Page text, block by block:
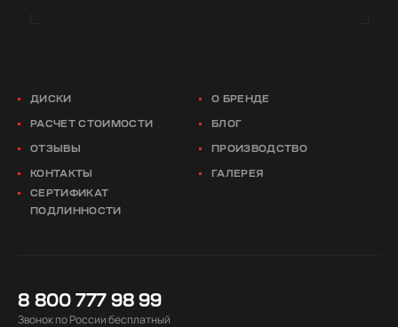
ДИСКИ О БРЕНДЕ
РАСЧЕТ СТОИМОСТИ БЛОГ
ОТЗЫВЫ ПРОИЗВОДСТВО
КОНТАКТЫ
ГАЛЕРЕЯ
СЕРТИФИКАТ
ПОДЛИННОСТИ
8 800 777 98 99
Звонок по России бесплатный